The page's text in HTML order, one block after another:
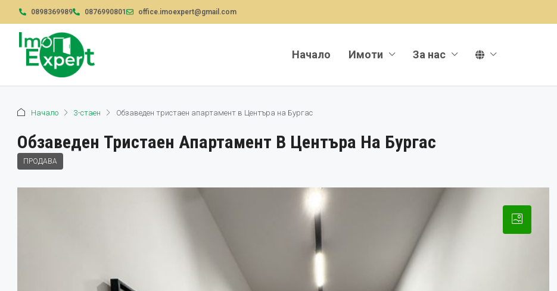
0898369989 0876990801 office.imoexpert@gmail.com
Начало Имоти За нас
Начало 3-стаен Обзаведен тристаен апартамент в Центъра на Бургас
Обзаведен Тристаен Апартамент В Центъра На Бургас
ПРОДАВА